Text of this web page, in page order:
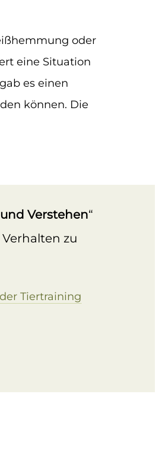
oder
eine Situation
es einen
können. Die
Verstehen“
zu
Tiertraining